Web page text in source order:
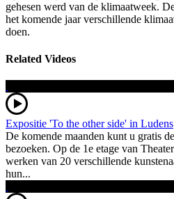
gehesen werd van de klimaatweek.
het komende jaar verschillende
doen.
Related Videos
Expositie 'To the other side' in Ludens
De komende maanden kunt u gratis
bezoeken. Op de 1e etage van
werken van 20 verschillende
hun...